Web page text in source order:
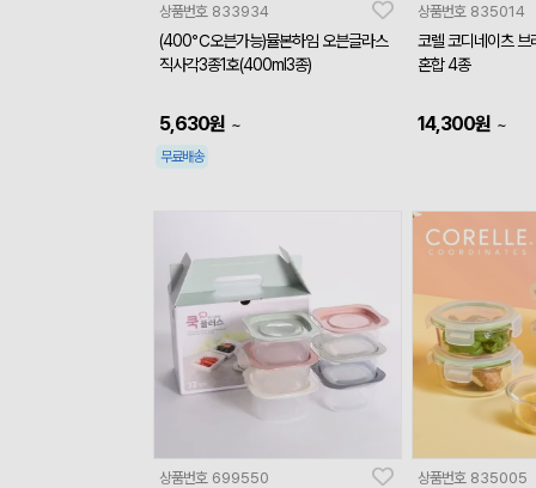
상품번호 833934
(400℃오븐가능)뮬본하임 오븐글라스
직사각3종1호(400ml3종)
5,630원 ~
무료배송
상품번호 835014
코렐 코디네이츠 브
혼합 4종
14,300원 ~
상품번호 699550 상품번호 835005